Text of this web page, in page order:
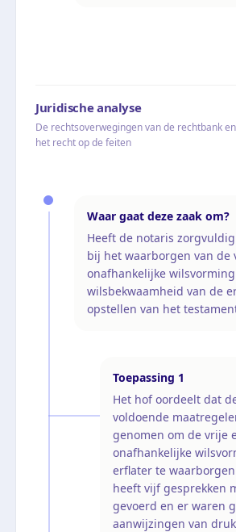
Juridische analyse
De rechtsoverwegingen van de rechtbank
het recht op de feiten
Waar gaat deze zaak om?
Heeft de notaris
bij het waarborgen van de
onafhankelijke
wilsbekwaamheid van de
opstellen van het
Toepassing 1
Het hof oordeelt dat
voldoende
genomen om de vrije
onafhankelijke
erflater te
heeft vijf gesprekken
gevoerd en er waren
aanwijzingen van